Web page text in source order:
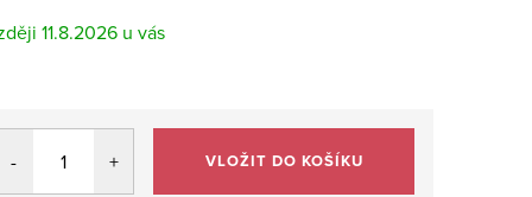
11.8.2026
VLOŽIT DO KOŠÍKU